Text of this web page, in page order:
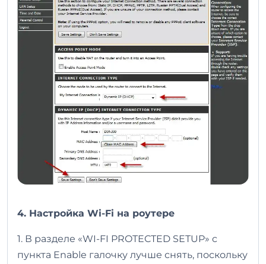
4. Настройка Wi-Fi на роутере
1. В разделе «WI-FI PROTECTED SETUP» c
пункта Enable галочку лучше снять, поскольку